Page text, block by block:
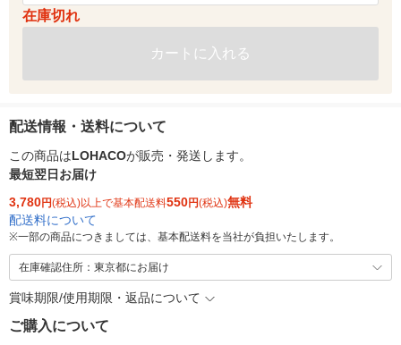
在庫切れ
カートに入れる
配送情報・送料について
この商品はLOHACOが販売・発送します。
最短翌日お届け
3,780円(税込)以上で基本配送料550円(税込)無料
配送料について
※一部の商品につきましては、基本配送料を当社が負担いたします。
在庫確認住所：東京都にお届け
賞味期限/使用期限・返品について
ご購入について